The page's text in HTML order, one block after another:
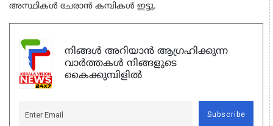
അസ്ഥികള്‍ ചേരാന്‍ കമ്പികള്‍ ഇട്ടു.
നിങ്ങൾ അറിയാൻ ആഗ്രഹിക്കുന്ന
വാർത്തകൾ നിങ്ങളുടെ
കൈക്കുമ്പിളിൽ
Subscribe